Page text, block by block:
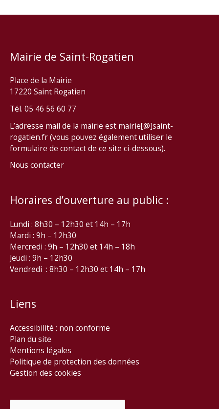
Mairie de Saint-Rogatien
Place de la Mairie
17220 Saint Rogatien
Tél. 05 46 56 60 77
L’adresse mail de la mairie est mairie[@]saint-
rogatien.fr (vous pouvez également utiliser le
formulaire de contact de ce site ci-dessous).
Nous contacter
Horaires d’ouverture au public :
Lundi : 8h30 – 12h30 et 14h – 17h
Mardi : 9h – 12h30
Mercredi : 9h – 12h30 et 14h – 18h
Jeudi : 9h – 12h30
Vendredi : 8h30 – 12h30 et 14h – 17h
Liens
Accessibilité : non conforme
Plan du site
Mentions légales
Politique de protection des données
Gestion des cookies